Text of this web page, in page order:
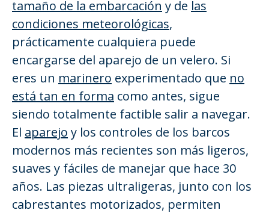
tamaño de la embarcación y de las
condiciones meteorológicas,
prácticamente cualquiera puede
encargarse del aparejo de un velero. Si
eres un marinero experimentado que no
está tan en forma como antes, sigue
siendo totalmente factible salir a navegar.
El aparejo y los controles de los barcos
modernos más recientes son más ligeros,
suaves y fáciles de manejar que hace 30
años. Las piezas ultraligeras, junto con los
cabrestantes motorizados, permiten